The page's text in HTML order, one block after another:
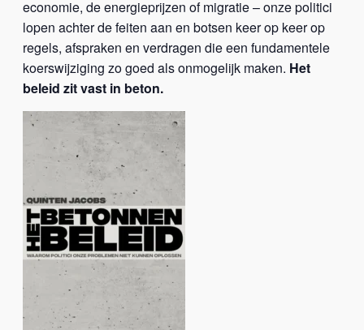
economie, de energieprijzen of migratie – onze politici
lopen achter de feiten aan en botsen keer op keer op
regels, afspraken en verdragen die een fundamentele
koerswijziging zo goed als onmogelijk maken. Het
beleid zit vast in beton.